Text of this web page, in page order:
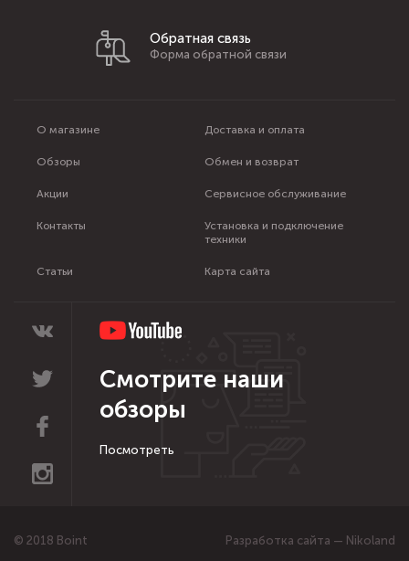
О магазине Доставка и оплата
Обзоры Обмен и возврат
Акции Сервисное обслуживание
Контакты
Установка и подключение
техники
Статьи Карта сайта
Обратная связь
Форма обратной связи
Смотрите наши
обзоры
Посмотреть
© 2018 Boint Разработка сайта — Nikoland